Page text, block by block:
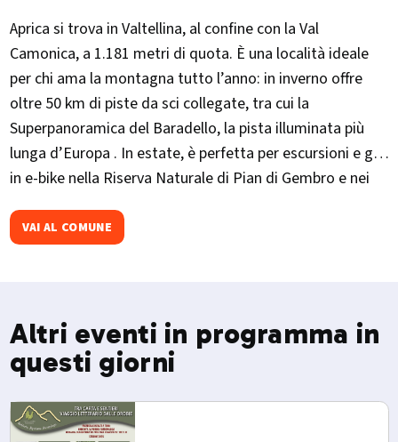
Aprica si trova in Valtellina, al confine con la Val
Camonica, a 1.181 metri di quota. È una località ideale
per chi ama la montagna tutto l’anno: in inverno offre
oltre 50 km di piste da sci collegate, tra cui la
Superpanoramica del Baradello, la pista illuminata più
lunga d’Europa . In estate, è perfetta per escursioni e giri
in e-bike nella Riserva Naturale di Pian di Gembro e nei
sport, natura e relax.​
VAI AL COMUNE
Altri eventi in programma in
questi giorni